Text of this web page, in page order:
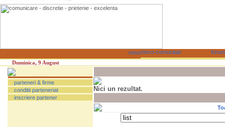
Duminica, 9 August
parteneri & firme
conditii parteneriat
inscriere partener
Nici un rezultat.